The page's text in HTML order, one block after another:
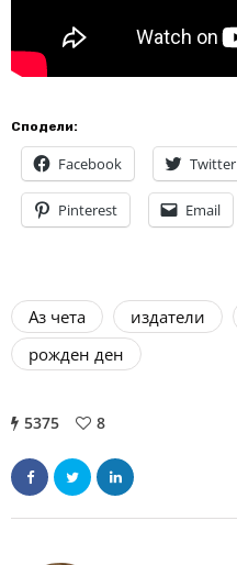
Сподели:
Facebook Twitter
Pinterest Email
Аз чета издатели
рожден ден
5375 8